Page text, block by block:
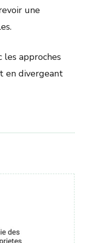
une
les approches
en divergeant